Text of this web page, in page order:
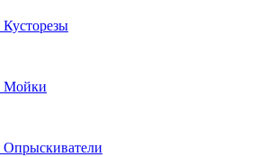
Кусторезы
Мойки
Опрыскиватели